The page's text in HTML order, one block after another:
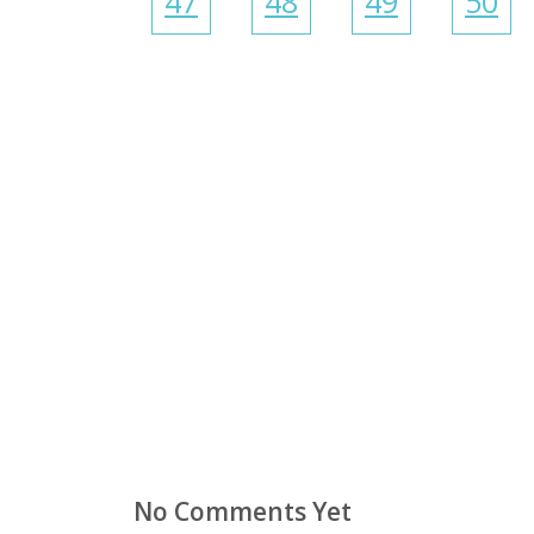
No Comments Yet